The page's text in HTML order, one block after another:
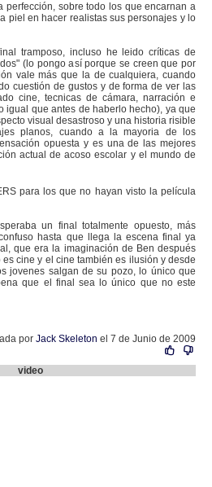
perfección, sobre todo los que encarnan a
piel en hacer realistas sus personajes y lo
tramposo, incluso he leido críticas de
(lo pongo así porque se creen que por
vale más que la de cualquiera, cuando
cuestión de gustos y de forma de ver las
cine, tecnicas de cámara, narración e
igual que antes de haberlo hecho), ya que
visual desastroso y una historia risible
planos, cuando a la mayoria de los
opuesta y es una de las mejores
actual de acoso escolar y el mundo de
para los que no hayan visto la película
un final totalmente opuesto, más
hasta que llega la escena final ya
que era la imaginación de Ben después
cine y el cine también es ilusión y desde
jovenes salgan de su pozo, lo único que
que el final sea lo único que no este
por Jack Skeleton el 7 de Junio de 2009
video